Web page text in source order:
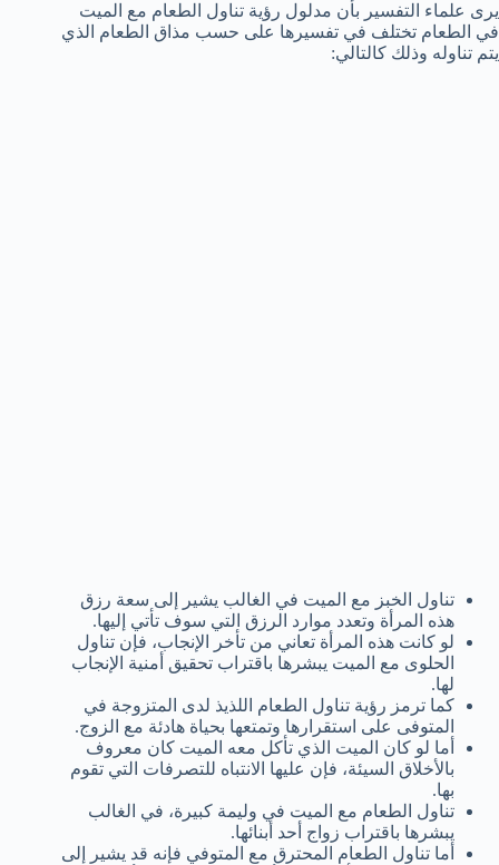
يرى علماء التفسير بأن مدلول رؤية تناول الطعام مع الميت
في الطعام تختلف في تفسيرها على حسب مذاق الطعام الذي
يتم تناوله وذلك كالتالي:
تناول الخبز مع الميت في الغالب يشير إلى سعة رزق
هذه المرأة وتعدد موارد الرزق التي سوف تأتي إليها.
لو كانت هذه المرأة تعاني من تأخر الإنجاب، فإن تناول
الحلوى مع الميت يبشرها باقتراب تحقيق أمنية الإنجاب
لها.
كما ترمز رؤية تناول الطعام اللذيذ لدى المتزوجة في
المتوفى على استقرارها وتمتعها بحياة هادئة مع الزوج.
أما لو كان الميت الذي تأكل معه الميت كان معروف
بالأخلاق السيئة، فإن عليها الانتباه للتصرفات التي تقوم
بها.
تناول الطعام مع الميت في وليمة كبيرة، في الغالب
يبشرها باقتراب زواج أحد أبنائها.
أما تناول الطعام المحترق مع المتوفي فإنه قد يشير إلى